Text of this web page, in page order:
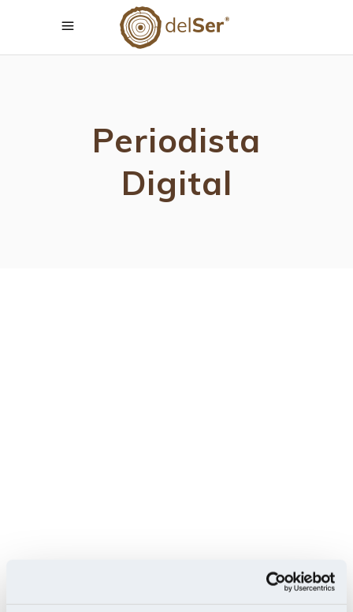
Periodista
Digital